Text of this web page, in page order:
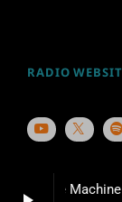
Machine -
RADIO